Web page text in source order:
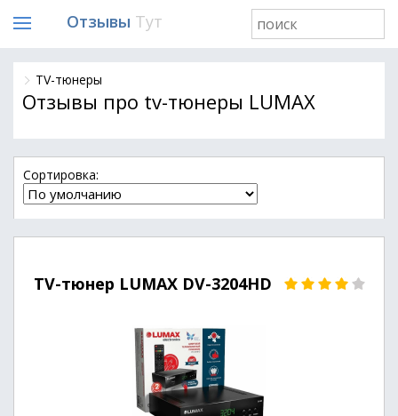
Отзывы Тут
TV-тюнеры
Отзывы про tv-тюнеры LUMAX
Cортировка:
TV-тюнер LUMAX DV-3204HD